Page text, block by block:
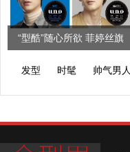
“型酷”随心所欲 菲婷丝旗
发型
时髦 帅气男人